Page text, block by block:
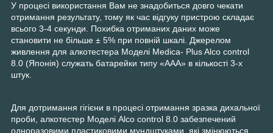
У процесі використання Вам не знадобиться довго чекати
отримання результату, тому як час відгуку пристрою складає
всього 3-4 секунди. Похибка отриманих даних може
становити не більше ± 5% при повній шкалі. Джерелом
живлення для алкотестера Моделі Medica- Plus Alco control
8.0 (Японія) служать батарейки типу «ААА» в кількості 3-х
штук.
Для дотримання гігієни в процесі отримання зразка дихальної
проби, алкотестер Моделі Alco control 8.0 забезпечений
одноразовими пластиковими мундштуками, які змінюються